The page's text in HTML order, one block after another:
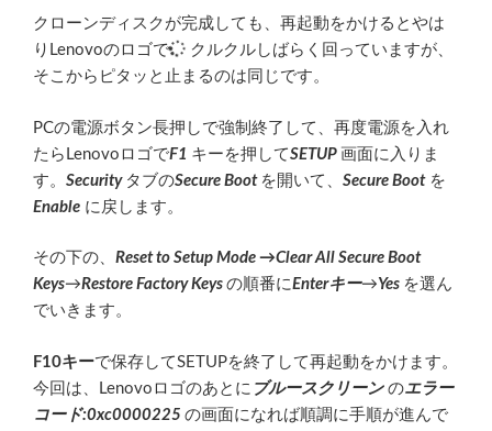
クローンディスクが完成しても、再起動をかけるとやは
りLenovoのロゴで
クルクルしばらく回っていますが、
そこからピタッと止まるのは同じです。
PCの電源ボタン長押しで強制終了して、再度電源を入れ
たらLenovoロゴでF1 キーを押してSETUP 画面に入りま
す。 Security タブのSecure Boot を開いて、 Secure Bootを
Enable に戻します。
その下の、 Reset to Setup Mode →Clear All Secure Boot
Keys→Restore Factory Keys の順番にEnterキー→Yes を選ん
でいきます。
F10キーで保存してSETUPを終了して再起動をかけます。
今回は、Lenovoロゴのあとに ブルースクリーンのエラー
コード:0xc0000225 の画面になれば順調に手順が進んで